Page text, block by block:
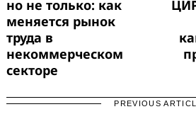
но не только: как
меняется рынок
труда в
некоммерческом
секторе
PREVIOUS